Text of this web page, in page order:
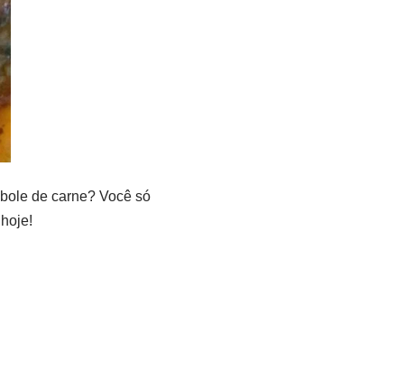
de carne? Você só